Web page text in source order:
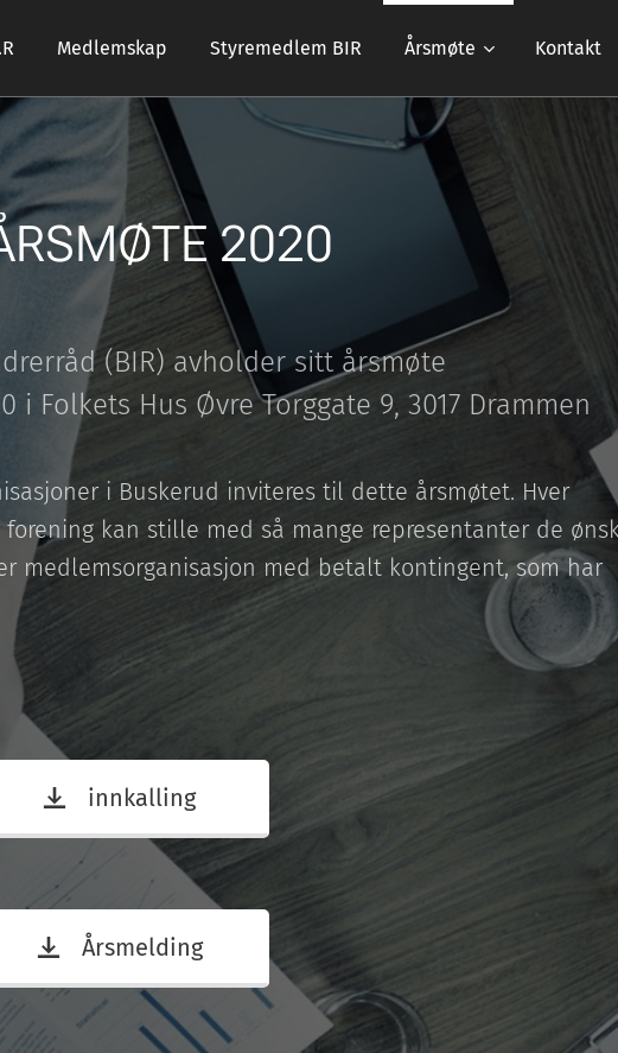
Medlemskap Styremedlem BIR Årsmøte Kontakt
2020
(BIR) avholder sitt årsmøte
i Folkets Hus Øvre Torggate 9, 3017 Drammen
i Buskerud inviteres til dette årsmøtet. Hver
kan stille med så mange representanter de
medlemsorganisasjon med betalt kontingent, som har
innkalling
Årsmelding